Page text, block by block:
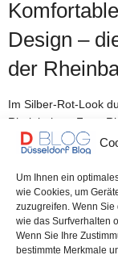
Um Ihnen ein
wie Cookies, um
zuzugreifen. Wenn
wie das Surfverhalten
Wenn Sie Ihre
bestimmte Merkmale
Design –
der
Im Silber-Rot-Look
Rheinbahn – Foto:
IMPRESSUM